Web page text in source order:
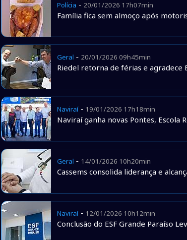
Polícia - 20/01/2026 17h07min
Família fica sem almoço após
Geral - 20/01/2026 09h45min
Riedel retorna de férias e
Naviraí- 19/01/2026 17h18min
Naviraí ganha novas Pontes,
Geral - 14/01/2026 10h20min
Cassems consolida liderança e
Naviraí- 12/01/2026 10h12min
Conclusão do ESF Grande Paraíso